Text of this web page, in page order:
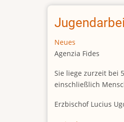
Größe
Neues
Agenzia Fides
Sie liege zurzeit bei
einschließlich
Erzbischof Lucius